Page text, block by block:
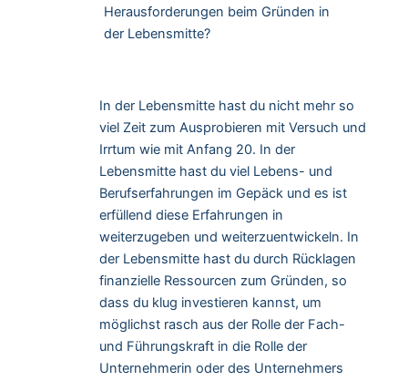
Herausforderungen beim Gründen in
der Lebensmitte?
In der Lebensmitte hast du nicht mehr so
viel Zeit zum Ausprobieren mit Versuch und
Irrtum wie mit Anfang 20. In der
Lebensmitte hast du viel Lebens- und
Berufserfahrungen im Gepäck und es ist
erfüllend diese Erfahrungen in
weiterzugeben und weiterzuentwickeln. In
der Lebensmitte hast du durch Rücklagen
finanzielle Ressourcen zum Gründen, so
dass du klug investieren kannst, um
möglichst rasch aus der Rolle der Fach-
und Führungskraft in die Rolle der
Unternehmerin oder des Unternehmers